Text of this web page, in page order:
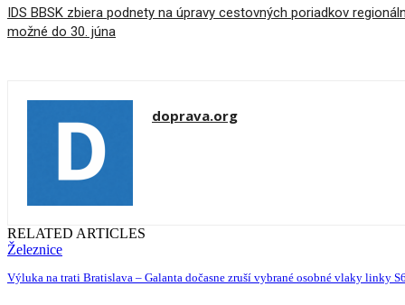
IDS BBSK zbiera podnety na úpravy cestovných poriadkov
možné do 30. júna
doprava.org
RELATED ARTICLES
Železnice
Výluka na trati Bratislava – Galanta dočasne zruší vybrané osobné vlaky linky